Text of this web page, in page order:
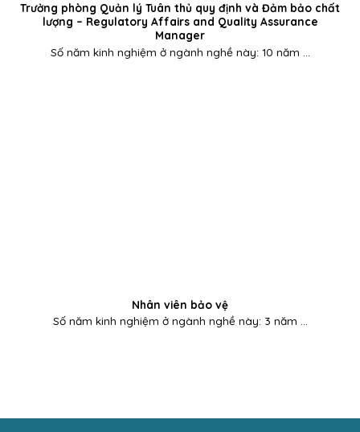
Trưởng phòng Quản lý Tuân thủ quy định và Đảm bảo chất
lượng – Regulatory Affairs and Quality Assurance
Manager
Số năm kinh nghiệm ở ngành nghề này: 10 năm ...
Nhân viên bảo vệ
Số năm kinh nghiệm ở ngành nghề này: 3 năm ...